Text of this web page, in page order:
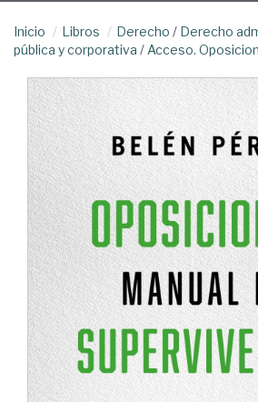
Inicio Libros Derecho / Derecho
pública y corporativa / Acceso.